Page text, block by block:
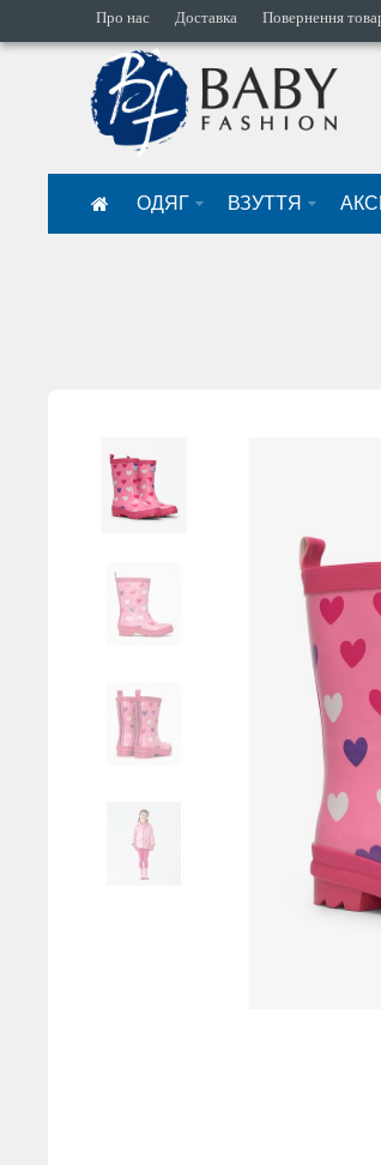
Про нас Доставка Повернення
ОДЯГ ВЗУТТЯ